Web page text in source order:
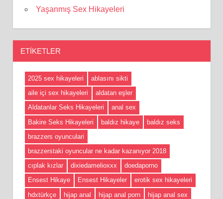
Yaşanmış Sex Hikayeleri
ETIKETLER
2025 sex hikayeleri
ablasını sikti
aile içi sex hikayeleri
aldatan eşler
Aldatanlar Seks Hikayeleri
anal sex
Bakire Seks Hikayeleri
baldız hikaye
baldız seks
brazzers oyunculari
brazzerstaki oyuncular ne kadar kazanıyor 2018
cıplak kızlar
dixiedamelioxxx
doedaporno
Ensest Hikaye
Ensest Hikayeler
erotik sex hikayeleri
hdxtürkçe
hijap anal hijap anal porn
hijap anal sex